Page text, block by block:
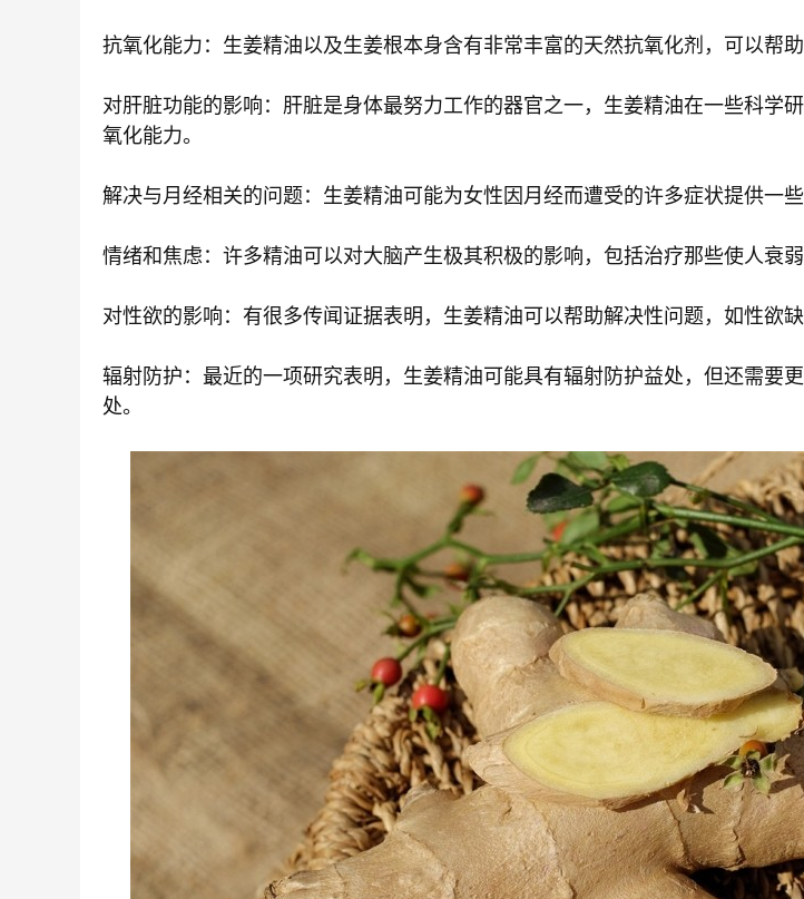
抗氧化能力：生姜精油以及生姜根本身含有非常丰富的天然抗氧化剂，可以帮助
对肝脏功能的影响：肝脏是身体最努力工作的器官之一，生姜精油在一些科学
氧化能力。
解决与月经相关的问题：生姜精油可能为女性因月经而遭受的许多症状提供一些
情绪和焦虑：许多精油可以对大脑产生极其积极的影响，包括治疗那些使人衰弱
对性欲的影响：有很多传闻证据表明，生姜精油可以帮助解决性问题，如性欲缺
辐射防护：最近的一项研究表明，生姜精油可能具有辐射防护益处，但还需要
处。